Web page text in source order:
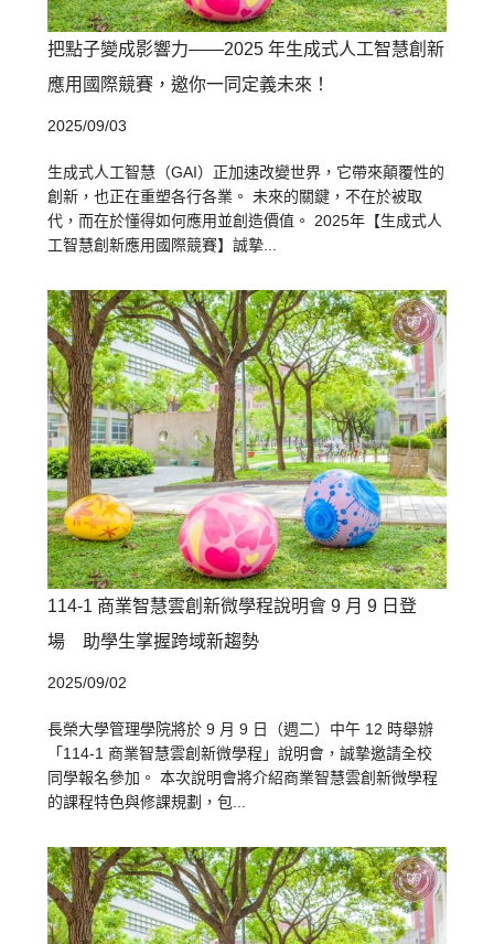
把點子變成影響力——2025 年生成式人工智慧創新
應用國際競賽，邀你一同定義未來！
2025/09/03
生成式人工智慧（GAI）正加速改變世界，它帶來顛覆性的
創新，也正在重塑各行各業。 未來的關鍵，不在於被取
代，而在於懂得如何應用並創造價值。 2025年【生成式人
工智慧創新應用國際競賽】誠摯...
114-1 商業智慧雲創新微學程說明會 9 月 9 日登
場 助學生掌握跨域新趨勢
2025/09/02
長榮大學管理學院將於 9 月 9 日（週二）中午 12 時舉辦
「114-1 商業智慧雲創新微學程」說明會，誠摯邀請全校
同學報名參加。 本次說明會將介紹商業智慧雲創新微學程
的課程特色與修課規劃，包...